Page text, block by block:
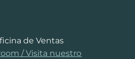
er
de Ventas
/Visita nuestro